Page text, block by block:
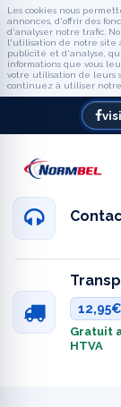
Les cookies nous
annonces, d'offrir des
d'analyser notre trafic.
l'utilisation de notre site
publicité et d'analyse,
informations que vous
votre utilisation de leurs
continuez à utiliser notre
12,95€
Gratuit
HTVA